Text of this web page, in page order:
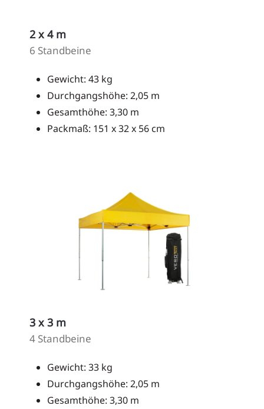
2 x 4 m
6 Standbeine
Gewicht: 43 kg
Durchgangshöhe: 2,05 m
Gesamthöhe: 3,30 m
Packmaß: 151 x 32 x 56 cm
3 x 3 m
4 Standbeine
Gewicht: 33 kg
Durchgangshöhe: 2,05 m
Gesamthöhe: 3,30 m